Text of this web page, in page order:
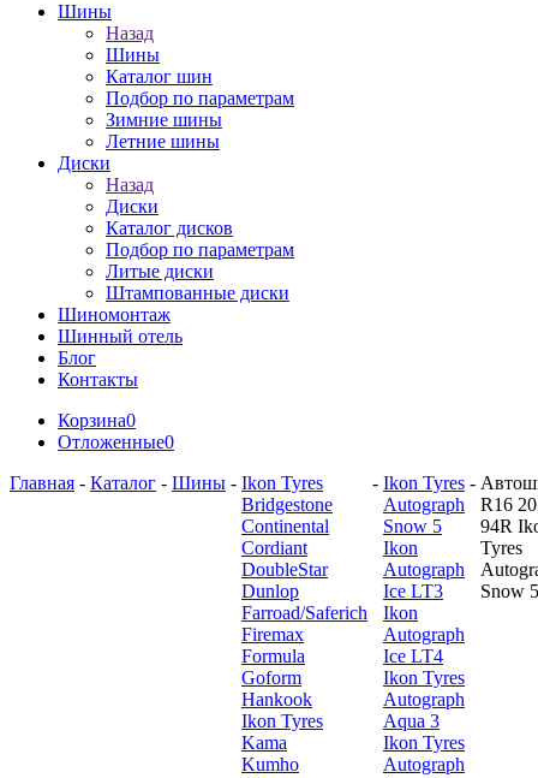
Шины
Назад
Шины
Каталог шин
Подбор по параметрам
Зимние шины
Летние шины
Диски
Назад
Диски
Каталог дисков
Подбор по параметрам
Литые диски
Штампованные диски
Шиномонтаж
Шинный отель
Блог
Контакты
Корзина0
Отложенные0
Главная - Каталог - Шины - Ikon Tyres
Bridgestone
Continental
Cordiant
DoubleStar
Dunlop
Farroad/Saferich
Firemax
Formula
Goform
Hankook
Ikon Tyres
Kama
Kumho
- Ikon Tyres
Autograph
Snow 5
Ikon
Autograph
Ice LT3
Ikon
Autograph
Ice LT4
Ikon Tyres
Autograph
Aqua 3
Ikon Tyres
Autograph
-
R16
94R
Tyres
Snow